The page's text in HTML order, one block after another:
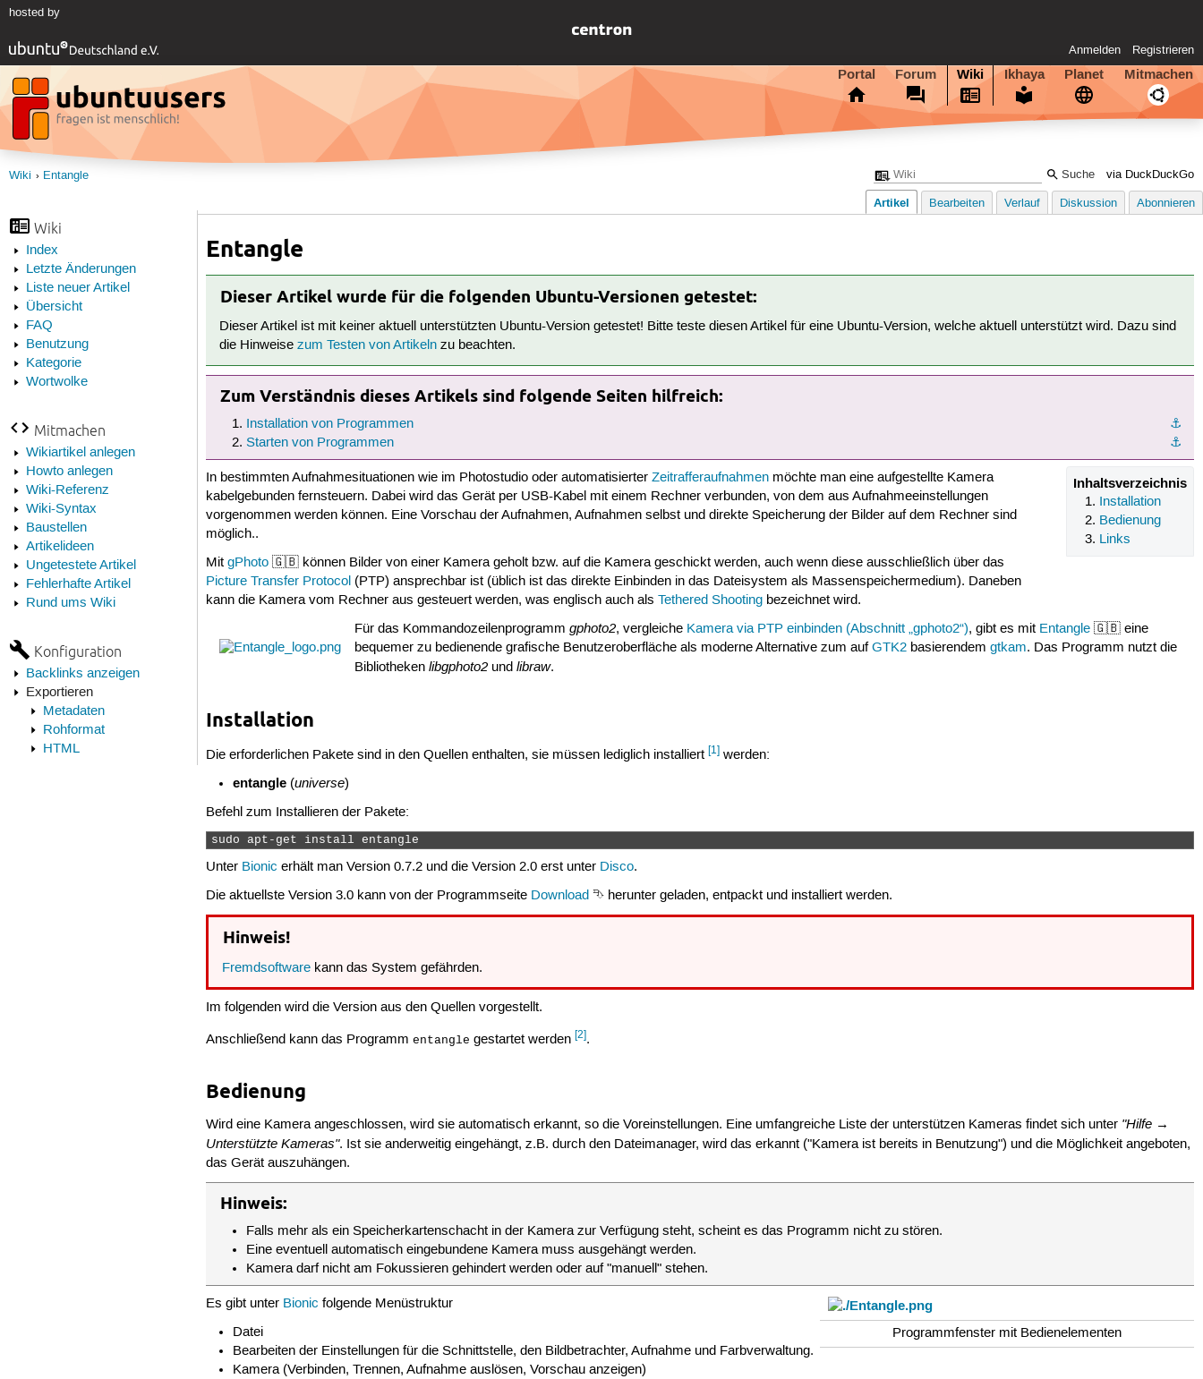
hosted by
Anmelden Registrieren
Portal Forum Wiki Ikhaya Planet Mitmachen
via DuckDuckGo
Wiki Entangle
Wiki
Index
Letzte Änderungen
Liste neuer Artikel
Übersicht
FAQ
Benutzung
Kategorie
Wortwolke
Mitmachen
Wikiartikel anlegen
Howto anlegen
Wiki-Referenz
Wiki-Syntax
Baustellen
Artikelideen
Ungetestete Artikel
Fehlerhafte Artikel
Rund ums Wiki
Konfiguration
Backlinks anzeigen
Exportieren
Metadaten
Rohformat
HTML
Artikel Bearbeiten Verlauf Diskussion Abonnieren
Entangle
Dieser Artikel wurde für die folgenden Ubuntu-Versionen getestet:
Dieser Artikel ist mit keiner aktuell unterstützten Ubuntu-Version getestet! Bitte teste diesen Artikel für eine Ubuntu-Version, welche aktuell unterstützt wird. Dazu sind
die Hinweisezum Testen von Artikeln zu beachten.
Zum Verständnis dieses Artikels sind folgende Seiten hilfreich:
⚓︎
Installation von Programmen
⚓︎
Starten von Programmen
Inhaltsverzeichnis
Installation
Bedienung
Links
In bestimmten Aufnahmesituationen wie im Photostudio oder automatisierterZeitrafferaufnahmen möchte man eine aufgestellte Kamera
kabelgebunden fernsteuern. Dabei wird das Gerät per USB-Kabel mit einem Rechner verbunden, von dem aus Aufnahmeeinstellungen
vorgenommen werden können. Eine Vorschau der Aufnahmen, Aufnahmen selbst und direkte Speicherung der Bilder auf dem Rechner sind
möglich..
MitgPhoto 🇬🇧 können Bilder von einer Kamera geholt bzw. auf die Kamera geschickt werden, auch wenn diese ausschließlich über das
Picture Transfer Protocol (PTP) ansprechbar ist (üblich ist das direkte Einbinden in das Dateisystem als Massenspeichermedium). Daneben
kann die Kamera vom Rechner aus gesteuert werden, was englisch auch alsTethered Shooting bezeichnet wird.
Für das Kommandozeilenprogramm gphoto2, vergleiche Kamera via PTP einbinden (Abschnitt „gphoto2“), gibt es mit Entangle🇬🇧 eine
bequemer zu bedienende grafische Benutzeroberfläche als moderne Alternative zum aufGTK2basierendem gtkam. Das Programm nutzt die
Bibliotheken libgphoto2und libraw.
Installation
Die erforderlichen Pakete sind in den Quellen enthalten, sie müssen lediglich installiert[1] werden:
entangle(universe)
Befehl zum Installieren der Pakete:
sudo apt-get install entangle
Unter Bionic erhält man Version 0.7.2 und die Version 2.0 erst unter Disco.
Die aktuellste Version 3.0 kann von der Programmseite Download ⮷ herunter geladen, entpackt und installiert werden.
Hinweis!
Fremdsoftware kann das System gefährden.
Im folgenden wird die Version aus den Quellen vorgestellt.
Anschließend kann das Programmentangle gestartet werden[2].
Bedienung
Wird eine Kamera angeschlossen, wird sie automatisch erkannt, so die Voreinstellungen. Eine umfangreiche Liste der unterstützen Kameras findet sich unter "Hilfe →
Unterstützte Kameras". Ist sie anderweitig eingehängt, z.B. durch den Dateimanager, wird das erkannt ("Kamera ist bereits in Benutzung") und die Möglichkeit angeboten,
das Gerät auszuhängen.
Hinweis:
Falls mehr als ein Speicherkartenschacht in der Kamera zur Verfügung steht, scheint es das Programm nicht zu stören.
Eine eventuell automatisch eingebundene Kamera muss ausgehängt werden.
Kamera darf nicht am Fokussieren gehindert werden oder auf "manuell" stehen.
Programmfenster mit Bedienelementen
Es gibt unter Bionic folgende Menüstruktur
Datei
Bearbeiten der Einstellungen für die Schnittstelle, den Bildbetrachter, Aufnahme und Farbverwaltung.
Kamera (Verbinden, Trennen, Aufnahme auslösen, Vorschau anzeigen)